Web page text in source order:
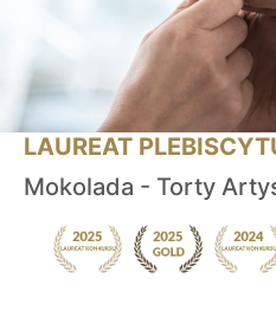
LAUREAT
Mokolada - Torty